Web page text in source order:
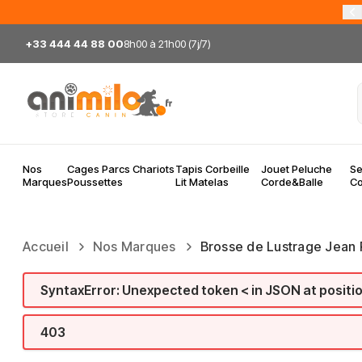
+33 444 44 88 008h00 à 21h00 (7j/7)
Nos
Marques
Cages Parcs Chariots
Poussettes
Tapis Corbeille
Lit Matelas
Jouet Peluche
Corde&Balle
Accueil Nos Marques Brosse de Lustrage
SyntaxError: Unexpected token < in JSON at
403